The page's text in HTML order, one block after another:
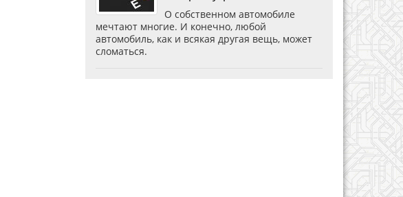
О собственном автомобиле
мечтают многие. И конечно, любой
автомобиль, как и всякая другая вещь, может
сломаться.